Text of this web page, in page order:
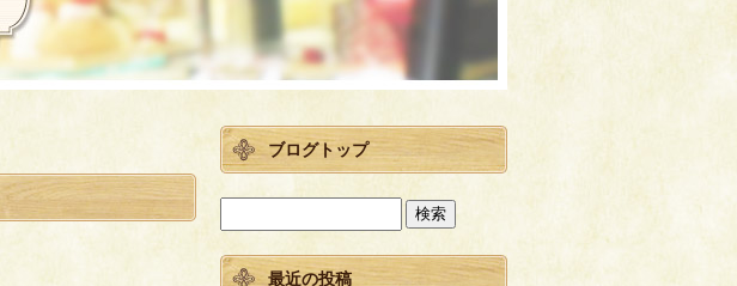
ブログトップ
最近の投稿